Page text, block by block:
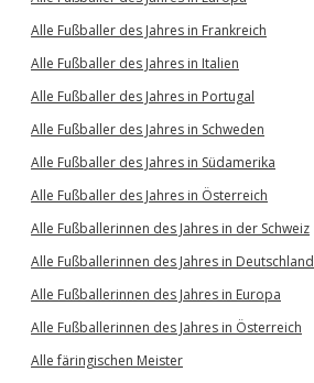
Alle Fußballer des Jahres in Frankreich
Alle Fußballer des Jahres in Italien
Alle Fußballer des Jahres in Portugal
Alle Fußballer des Jahres in Schweden
Alle Fußballer des Jahres in Südamerika
Alle Fußballer des Jahres in Österreich
Alle Fußballerinnen des Jahres in der Schweiz
Alle Fußballerinnen des Jahres in Deutschland
Alle Fußballerinnen des Jahres in Europa
Alle Fußballerinnen des Jahres in Österreich
Alle färingischen Meister